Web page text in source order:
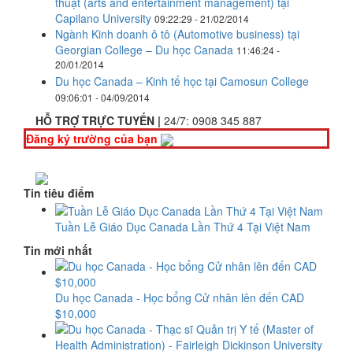
Capilano University 09:22:29 - 21/02/2014
Ngành Kinh doanh ô tô (Automotive business) tại
Georgian College – Du học Canada 11:46:24 -
20/01/2014
Du học Canada – Kinh tế học tại Camosun College
09:06:01 - 04/09/2014
HỖ TRỢ TRỰC TUYẾN | 24/7: 0908 345 887
Đăng ký trường của bạn
Tin tiêu điểm
Tuần Lễ Giáo Dục Canada Lần Thứ 4 Tại Việt Nam
Tin mới nhất
Du học Canada - Học bổng Cử nhân lên đến CAD
$10,000